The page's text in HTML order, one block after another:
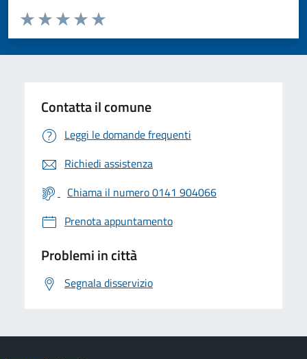
Valuta da 1 a 5 stelle la pagina
Valuta 5 stelle su 5
Valuta 4 stelle su 5
Valuta 3 stelle su 5
Valuta 2 stelle su 5
Valuta 1 stelle su 5
Contatta il comune
Leggi le domande frequenti
Richiedi assistenza
Chiama il numero 0141 904066
Prenota appuntamento
Problemi in città
Segnala disservizio